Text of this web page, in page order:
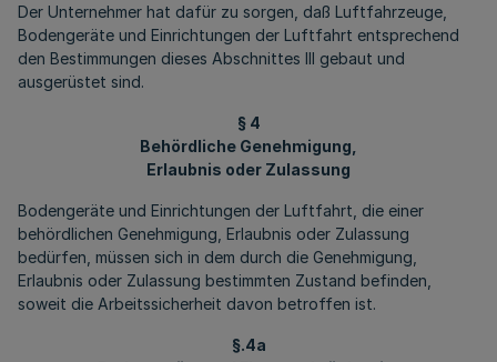
Der Unternehmer hat dafür zu sorgen, daß Luftfahrzeuge,
Bodengeräte und Einrichtungen der Luftfahrt entsprechend
den Bestimmungen dieses Abschnittes III gebaut und
ausgerüstet sind.
§ 4
Behördliche Genehmigung,
Erlaubnis oder Zulassung
Bodengeräte und Einrichtungen der Luftfahrt, die einer
behördlichen Genehmigung, Erlaubnis oder Zulassung
bedürfen, müssen sich in dem durch die Genehmigung,
Erlaubnis oder Zulassung bestimmten Zustand befinden,
soweit die Arbeitssicherheit davon betroffen ist.
§.4a